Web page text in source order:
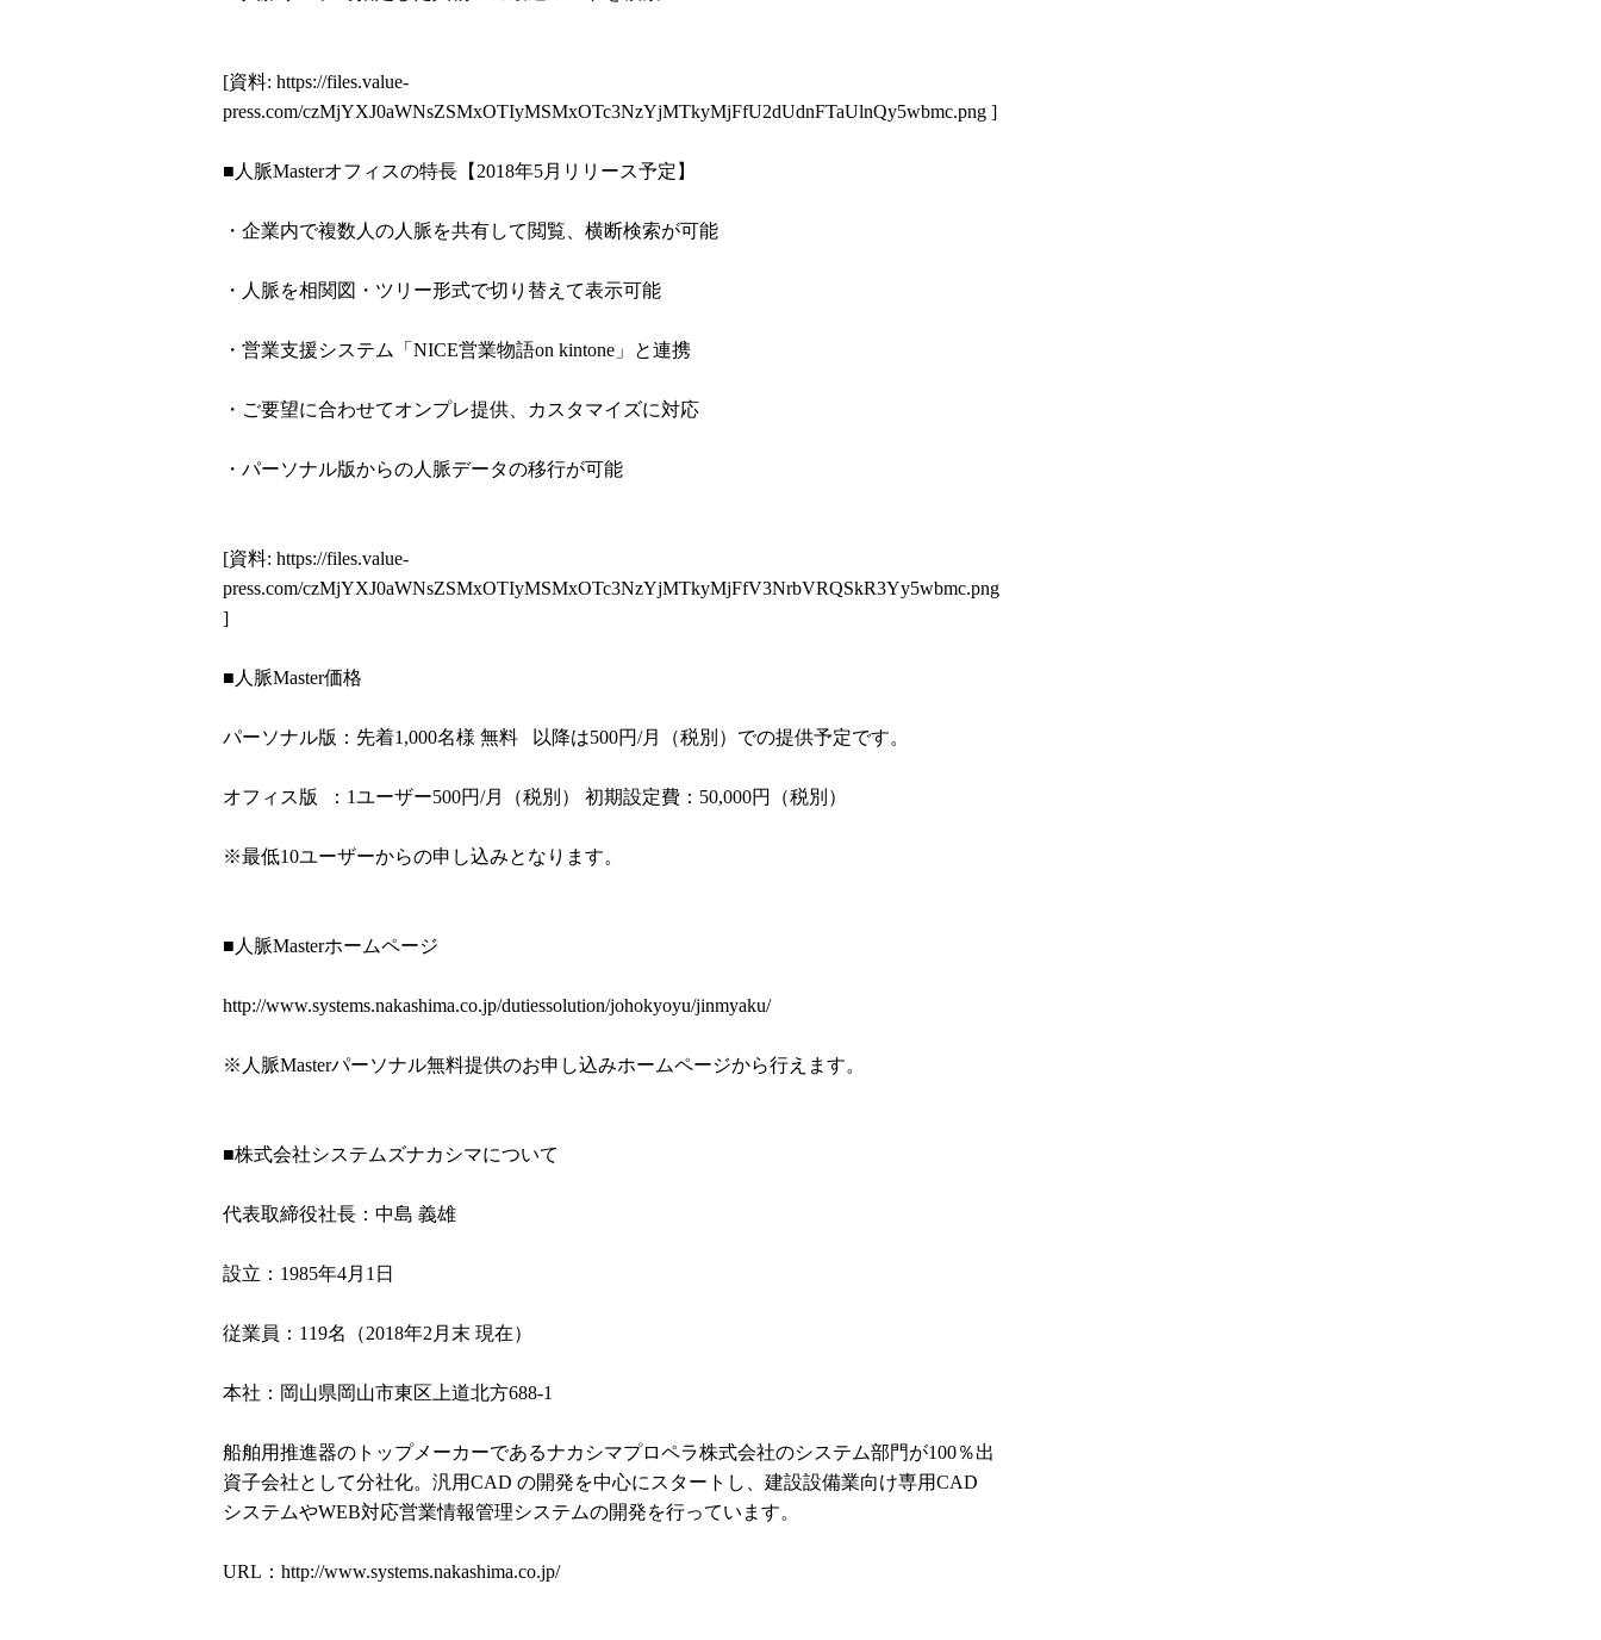
[資料: https://files.value-
press.com/czMjYXJ0aWNsZSMxOTIyMSMxOTc3NzYjMTkyMjFfU2dUdnFTaUlnQy5wbmc.png ]
■人脈Masterオフィスの特長【2018年5月リリース予定】
・企業内で複数人の人脈を共有して閲覧、横断検索が可能
・人脈を相関図・ツリー形式で切り替えて表示可能
・営業支援システム「NICE営業物語on kintone」と連携
・ご要望に合わせてオンプレ提供、カスタマイズに対応
・パーソナル版からの人脈データの移行が可能
[資料: https://files.value-
press.com/czMjYXJ0aWNsZSMxOTIyMSMxOTc3NzYjMTkyMjFfV3NrbVRQSkR3Yy5wbmc.png
]
■人脈Master価格
パーソナル版：先着1,000名様 無料 以降は500円/月（税別）での提供予定です。
オフィス版 ：1ユーザー500円/月（税別） 初期設定費：50,000円（税別）
※最低10ユーザーからの申し込みとなります。
■人脈Masterホームページ
http://www.systems.nakashima.co.jp/dutiessolution/johokyoyu/jinmyaku/
※人脈Masterパーソナル無料提供のお申し込みホームページから行えます。
■株式会社システムズナカシマについて
代表取締役社長：中島 義雄
設立：1985年4月1日
従業員：119名（2018年2月末 現在）
本社：岡山県岡山市東区上道北方688-1
船舶用推進器のトップメーカーであるナカシマプロペラ株式会社のシステム部門が100％出
資子会社として分社化。汎用CAD の開発を中心にスタートし、建設設備業向け専用CAD
システムやWEB対応営業情報管理システムの開発を行っています。
URL： http://www.systems.nakashima.co.jp/